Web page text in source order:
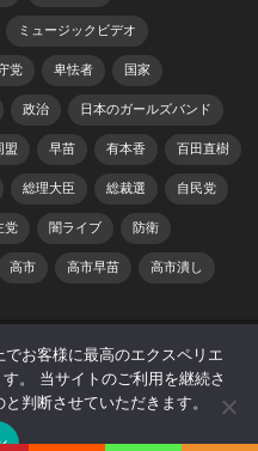
ミュージックビデオ
党 卑怯者 国家
政治 日本のガールズバンド
盟 早苗 有本香 百田直樹
総理大臣 総裁選 自民党
党 闇ライブ 防衛
高市 高市早苗 高市潰し
Theme
WPEnjoy
著作権・肖像権について
ップ
お客様に最高のエクスペリエ
。 当サイトのご利用を継続さ
判断させていただきます。